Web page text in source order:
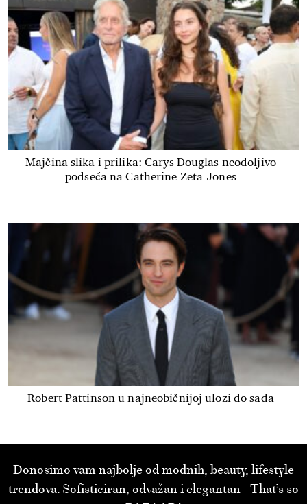
Majčina slika i prilika: Carys Douglas neodoljivo
podseća na Catherine Zeta-Jones
Robert Pattinson u najneobičnijoj ulozi do sada
Donosimo vam najbolje od modnih, beauty, lifestyle
trendova. Sofisticiran, odvažan i elegantan - That’s so